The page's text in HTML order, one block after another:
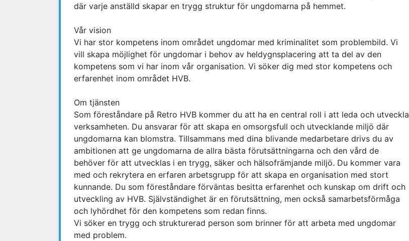
där varje anställd skapar en trygg struktur för ungdomarna på hemmet.
Vår vision
Vi har stor kompetens inom området ungdomar med kriminalitet som problembild. Vi
vill skapa möjlighet för ungdomar i behov av heldygnsplacering att ta del av den
kompetens som vi har inom vår organisation. Vi söker dig med stor kompetens och
erfarenhet inom området HVB.
Om tjänsten
Som föreståndare på Retro HVB kommer du att ha en central roll i att leda och utveckla
verksamheten. Du ansvarar för att skapa en omsorgsfull och utvecklande miljö där
ungdomarna kan blomstra. Tillsammans med dina blivande medarbetare drivs du av
ambitionen att ge ungdomarna de allra bästa förutsättningarna och den vård de
behöver för att utvecklas i en trygg, säker och hälsofrämjande miljö. Du kommer vara
med och rekrytera en erfaren arbetsgrupp för att skapa en organisation med stort
kunnande. Du som föreståndare förväntas besitta erfarenhet och kunskap om drift och
utveckling av HVB. Självständighet är en förutsättning, men också samarbetsförmåga
och lyhördhet för den kompetens som redan finns.
Vi söker en trygg och strukturerad person som brinner för att arbeta med ungdomar
med problem.